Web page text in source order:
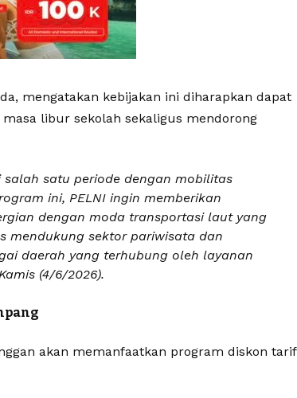
mengatakan kebijakan ini diharapkan dapat
libur sekolah sekaligus mendorong
satu periode dengan mobilitas
ini, PELNI ingin memberikan
dengan moda transportasi laut yang
mendukung sektor pariwisata dan
daerah yang terhubung oleh layanan
(4/6/2026).
akan memanfaatkan program diskon tarif